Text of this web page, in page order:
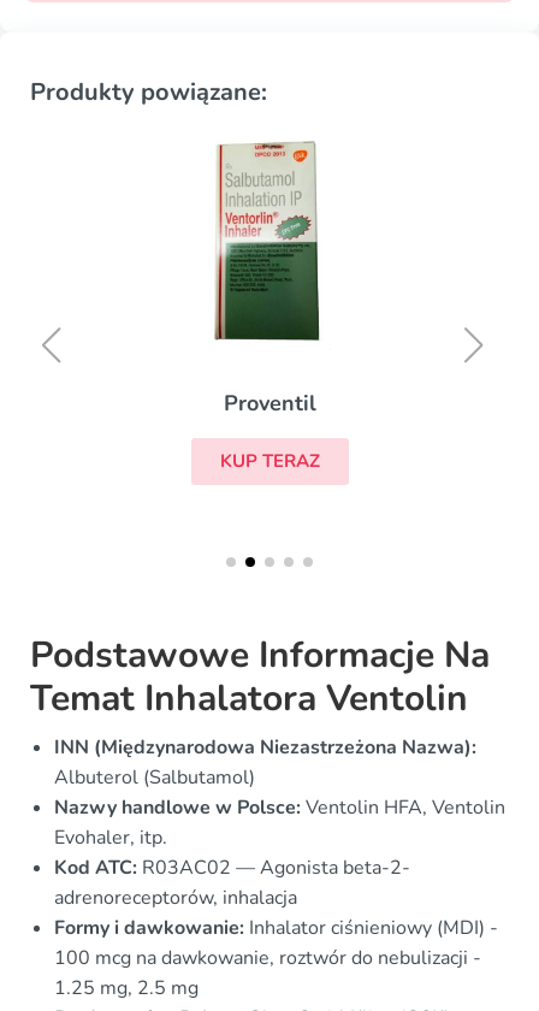
Produkty powiązane:
Proventil
KUP TERAZ
Podstawowe Informacje Na
Temat Inhalatora Ventolin
INN (Międzynarodowa Niezastrzeżona Nazwa):
Albuterol (Salbutamol)
Nazwy handlowe w Polsce:Ventolin HFA, Ventolin
Evohaler, itp.
Kod ATC: R03AC02 — Agonista beta-2-
adrenoreceptorów, inhalacja
Formy i dawkowanie: Inhalator ciśnieniowy (MDI) -
100 mcg na dawkowanie, roztwór do nebulizacji -
1.25 mg, 2.5 mg